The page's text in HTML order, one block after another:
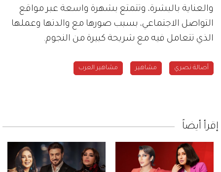
والعناية بالبشرة، وتتمتع بشهرة واسعة ‏عبر مواقع
التواصل الاجتماعي، بسبب صورها مع والدتها وعملها
الذي تتعامل فيه مع شريحة كبيرة من النجوم.‏
أصالة نصري مشاهير مشاهير العرب
إقرأ أيضاً